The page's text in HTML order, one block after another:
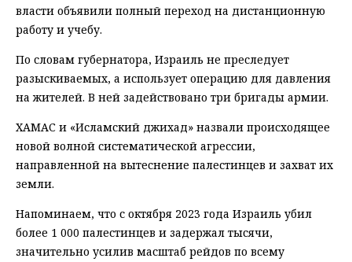
власти объявили полный переход на дистанционную
работу и учебу.
По словам губернатора, Израиль не преследует
разыскиваемых, а использует операцию для давления
на жителей. В ней задействовано три бригады армии.
ХАМАС и «Исламский джихад» назвали происходящее
новой волной систематической агрессии,
направленной на вытеснение палестинцев и захват их
земли.
Напоминаем, что с октября 2023 года Израиль убил
более 1 000 палестинцев и задержал тысячи,
значительно усилив масштаб рейдов по всему